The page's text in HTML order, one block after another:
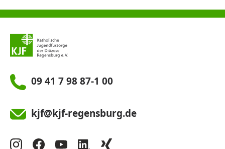
09 41 7 98 87-1 00
kjf@kjf-regensburg.de